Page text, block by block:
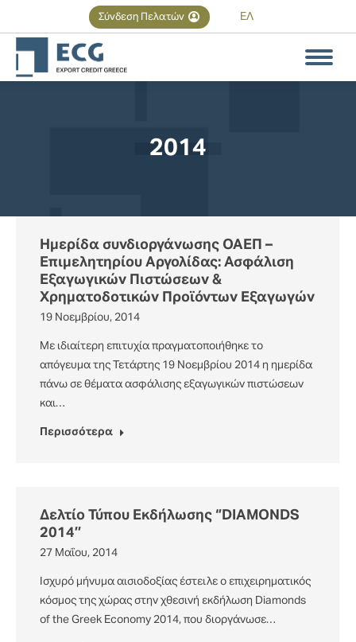
Σύνδεση Πελατών ΕΛ
2014
You are here:
Ημερίδα συνδιοργάνωσης ΟΑΕΠ –
Επιμελητηρίου Αργολίδας: Ασφάλιση
Εξαγωγικών Πιστώσεων &
Χρηματοδοτικών Προϊόντων Εξαγωγών
19 Νοεμβρίου, 2014
Με ιδιαίτερη επιτυχία πραγματοποιήθηκε το
απόγευμα της Τετάρτης 19 Νοεμβρίου 2014 η ημερίδα
πάνω σε θέματα ασφάλισης εξαγωγικών πιστώσεων
και…
Περισσότερα
Δελτίο Τύπου Εκδήλωσης ‘’DIAMONDS
2014’’
27 Μαΐου, 2014
Ισχυρό μήνυμα αισιοδοξίας έστειλε ο επιχειρηματικός
κόσμος της χώρας στην χθεσινή εκδήλωση Diamonds
of the Greek Economy 2014, που διοργάνωσε…